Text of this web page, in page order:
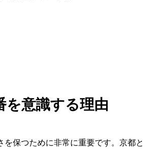
を意識する理由
保つために非常に重要です。京都と